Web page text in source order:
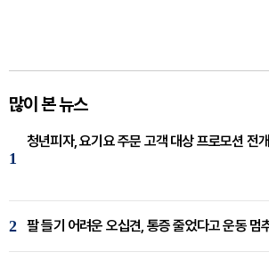
많이 본 뉴스
1
청년피자, 요기요 주문 고객 대상 프로모션 전개
2